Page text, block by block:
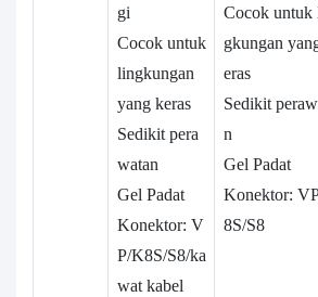
gi
Cocok untuk
lingkungan
yang keras
Sedikit pera
watan
Gel Padat
Konektor: V
P/K8S/S8/ka
wat kabel
Cocok untuk
gkungan
eras
Sedikit
n
Gel Padat
Konektor:
8S/S8